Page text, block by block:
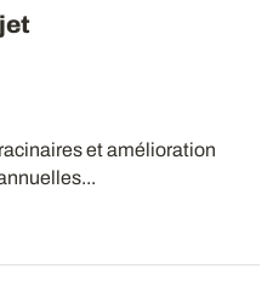
et amélioration